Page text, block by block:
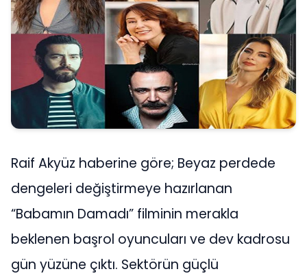
Raif Akyüz haberine göre; Beyaz perdede
dengeleri değiştirmeye hazırlanan
“Babamın Damadı” filminin merakla
beklenen başrol oyuncuları ve dev kadrosu
gün yüzüne çıktı. Sektörün güçlü